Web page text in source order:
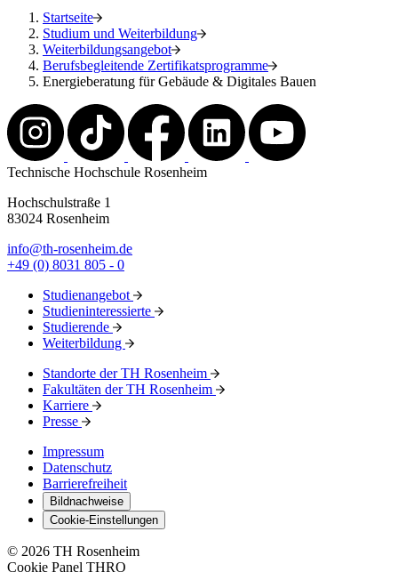
Startseite
Studium und Weiterbildung
Weiterbildungsangebot
Berufsbegleitende Zertifikatsprogramme
Energieberatung für Gebäude & Digitales Bauen
Technische Hochschule Rosenheim
Hochschulstraße 1
83024 Rosenheim
info@th-rosenheim.de
+49 (0) 8031 805 - 0
Studienangebot
Studieninteressierte
Studierende
Weiterbildung
Standorte der TH Rosenheim
Fakultäten der TH Rosenheim
Karriere
Presse
Impressum
Datenschutz
Barrierefreiheit
Bildnachweise
Cookie-Einstellungen
© 2026 TH Rosenheim
Cookie Panel THRO